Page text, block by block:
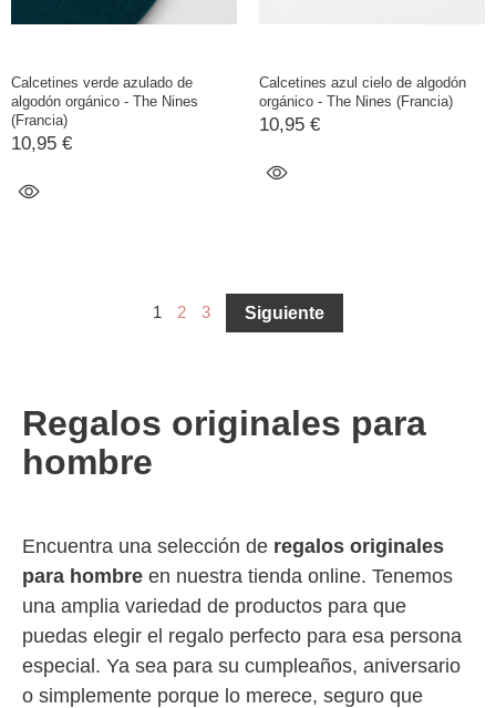
Calcetines verde azulado de
algodón orgánico - The Nines
(Francia)
10,95 €
Calcetines azul cielo de algodón
orgánico - The Nines (Francia)
10,95 €
1 2 3 Siguiente
Regalos originales para
hombre
Encuentra una selección de regalos originales
para hombre en nuestra tienda online. Tenemos
una amplia variedad de productos para que
puedas elegir el regalo perfecto para esa persona
especial. Ya sea para su cumpleaños, aniversario
o simplemente porque lo merece, seguro que